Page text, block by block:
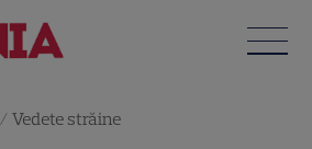
/Vedete străine